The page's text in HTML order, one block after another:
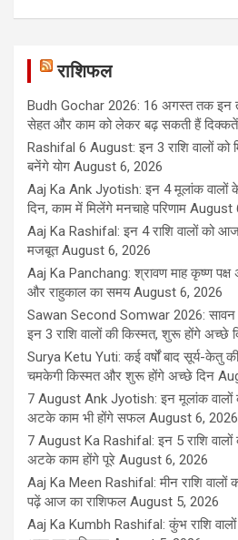
राशिफल
Budh Gochar 2026: 16 अगस्त तक इन
सेहत और काम को लेकर बढ़ सकती हैं दिक्कतें
Rashifal 6 August: इन 3 राशि वालों को
बनेंगे योग August 6, 2026
Aaj Ka Ank Jyotish: इन 4 मूलांक
दिन, काम में मिलेंगे मनचाहे परिणाम August
Aaj Ka Rashifal: इन 4 राशि वालों को आज
मजबूत August 6, 2026
Aaj Ka Panchang: श्रावण माह कृष्ण पक्ष
और राहुकाल का समय August 6, 2026
Sawan Second Somwar 2026: सावन
इन 3 राशि वालों की किस्मत, शुरू होंगे अच्छे
Surya Ketu Yuti: कई वर्षों बाद सूर्य-केतु की
चमकेगी किस्मत और शुरू होंगे अच्छे दिन
7 August Ank Jyotish: इन मूलांक वालों
अटके काम भी होंगे सफल August 6, 2026
7 August Ka Rashifal: इन 5 राशि वालों
अटके काम होंगे पूरे August 6, 2026
Aaj Ka Meen Rashifal: मीन राशि वालों
पढ़ें आज का राशिफल August 5, 2026
Aaj Ka Kumbh Rashifal: कुंभ राशि